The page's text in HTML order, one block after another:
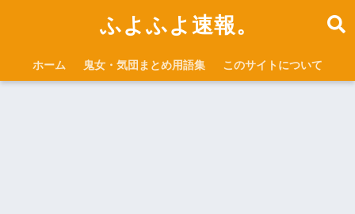
ふよふよ速報。
ホーム 鬼女・気団まとめ用語集 このサイトについて